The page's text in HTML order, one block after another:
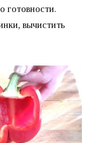
готовности.
вычистить